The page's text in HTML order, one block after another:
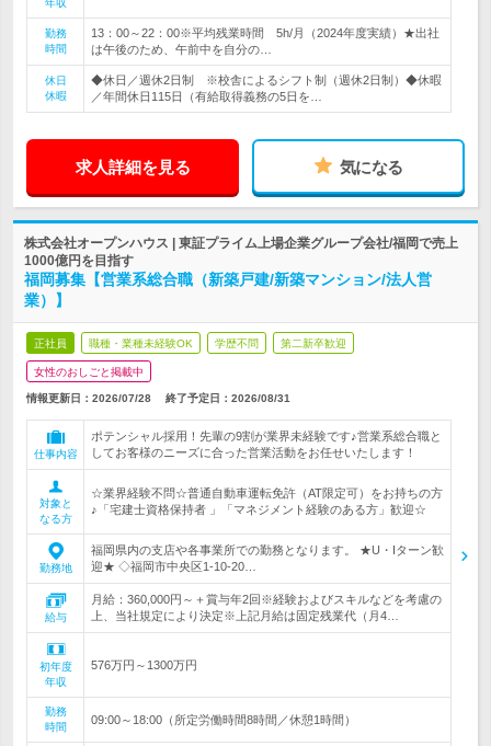
年収
勤務
時間
13：00～22：00※平均残業時間 5h/月（2024年度実績）★出社
は午後のため、午前中を自分の…
休日
休暇
◆休日／週休2日制 ※校舎によるシフト制（週休2日制）◆休暇
／年間休日115日（有給取得義務の5日を…
求人詳細を見る 気になる
株式会社オープンハウス | 東証プライム上場企業グループ会社/福岡で売上
1000億円を目指す
福岡募集【営業系総合職（新築戸建/新築マンション/法人営
業）】
正社員 職種・業種未経験OK 学歴不問 第二新卒歓迎
女性のおしごと掲載中
情報更新日：2026/07/28 終了予定日： 2026/08/31
仕事内容
ポテンシャル採用！先輩の9割が業界未経験です♪営業系総合職と
してお客様のニーズに合った営業活動をお任せいたします！
対象と
なる方
☆業界経験不問☆普通自動車運転免許（AT限定可）をお持ちの方
♪「宅建士資格保持者 」「マネジメント経験のある方」歓迎☆
勤務地
福岡県内の支店や各事業所での勤務となります。 ★U・Iターン歓
迎★ ◇福岡市中央区1-10-20…
給与
月給：360,000円～＋賞与年2回※経験およびスキルなどを考慮の
上、当社規定により決定※上記月給は固定残業代（月4…
初年度
年収
576万円～1300万円
勤務
時間
09:00～18:00（所定労働時間8時間／休憩1時間）